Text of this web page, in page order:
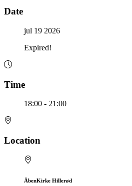
Date
jul 19 2026
Expired!
Time
18:00 - 21:00
Location
ÅbenKirke Hillerød